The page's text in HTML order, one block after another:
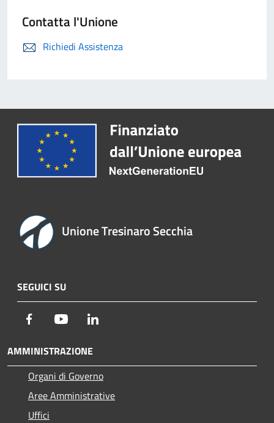
Contatta l'Unione
Richiedi Assistenza
Unione Tresinaro Secchia
SEGUICI SU
Facebook Youtube
AMMINISTRAZIONE
Organi di Governo
Aree Amministrative
Uffici